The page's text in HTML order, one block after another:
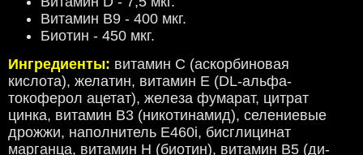
Витамин В9 - 400 мкг.
Биотин - 450 мкг.
Ингредиенты: витамин С (аскорбиновая
кислота), желатин, витамин E (DL-альфа-
токоферол ацетат), железа фумарат, цитрат
цинка, витамин B3 (никотинамид), селениевые
дрожжи, наполнитель E460i, бисглицинат
марганца, витамин Н (биотин), витамин B5 (ди-